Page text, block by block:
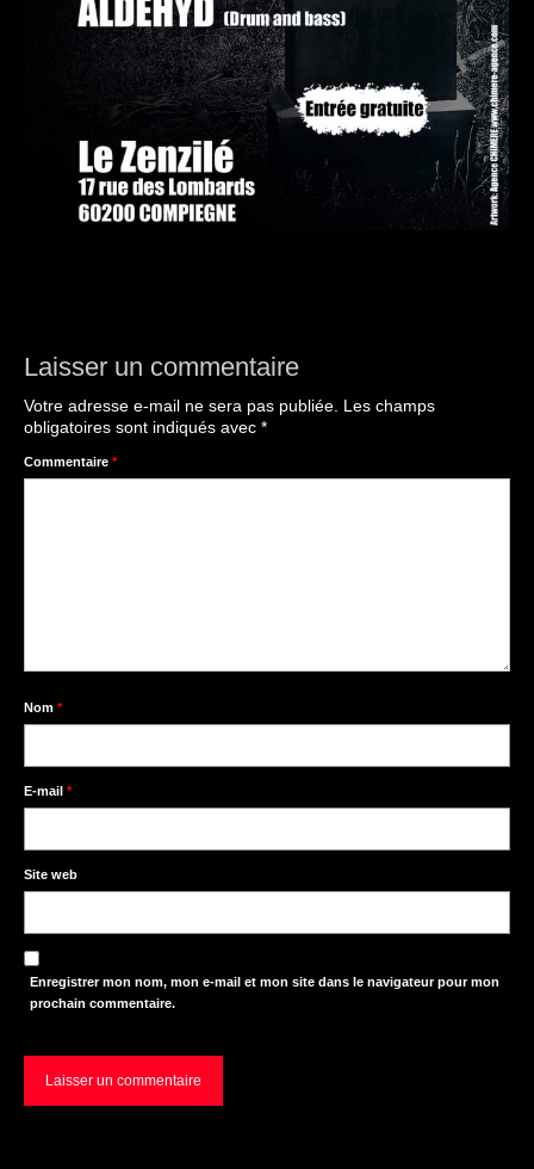
Laisser un commentaire
Votre adresse e-mail ne sera pas publiée. Les champs
obligatoires sont indiqués avec *
Commentaire *
Nom *
E-mail *
Site web
Enregistrer mon nom, mon e-mail et mon site dans le navigateur pour mon
prochain commentaire.